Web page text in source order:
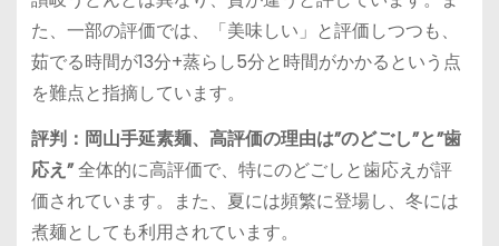
た、一部の評価では、「美味しい」と評価しつつも、
茹でる時間が13分+蒸らし5分と時間がかかるという点
を難点と指摘しています。
評判：岡山手延素麺、高評価の理由は”のどごし”と”歯
応え”全体的に高評価で、特にのどごしと歯応えが評
価されています。また、夏には頻繁に登場し、冬には
煮麺としても利用されています。